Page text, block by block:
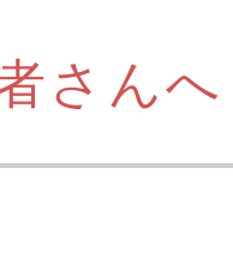
さんへ